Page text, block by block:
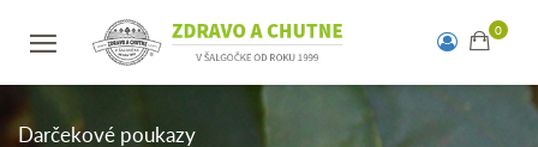
Darčekové poukazy